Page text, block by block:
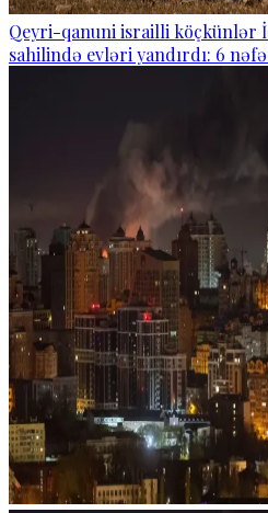
Qeyri-qanuni israilli köçkünlər
sahilində evləri yandırdı: 6